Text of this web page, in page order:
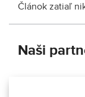
Článok zatiaľ
Naši